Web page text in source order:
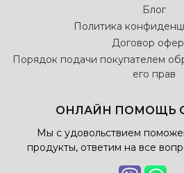
Блог
Политика
Договор
Порядок подачи покупателем
его прав
ОНЛАЙН ПОМОЩЬ С
Мы с удовольствием
продукты, ответим на все